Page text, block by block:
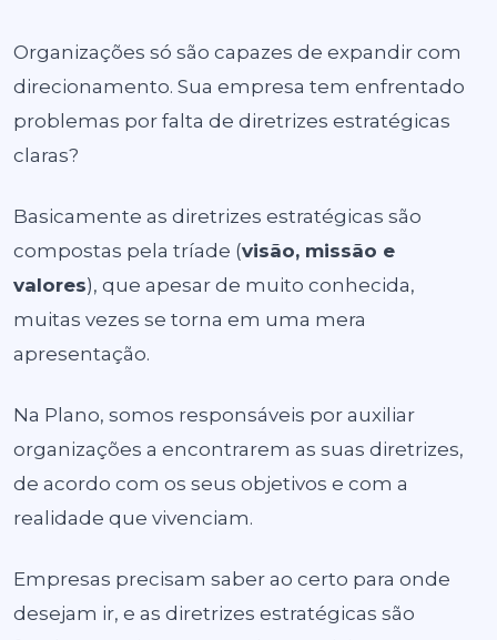
Organizações só são capazes de expandir com
direcionamento. Sua empresa tem enfrentado
problemas por falta de diretrizes estratégicas
claras?
Basicamente as diretrizes estratégicas são
compostas pela tríade (visão, missão e
valores), que apesar de muito conhecida,
muitas vezes se torna em uma mera
apresentação.
Na Plano, somos responsáveis por auxiliar
organizações a encontrarem as suas diretrizes,
de acordo com os seus objetivos e com a
realidade que vivenciam.
Empresas precisam saber ao certo para onde
desejam ir, e as diretrizes estratégicas são